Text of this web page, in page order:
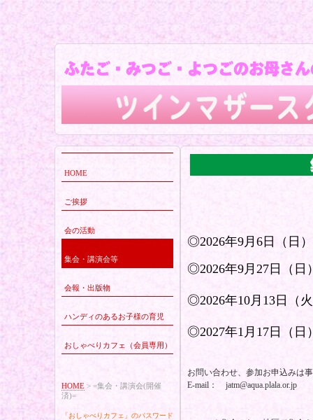
◎2026年9月6日（日
◎2026年9月27日（日
◎2026年10月13日（
◎2027年1月17日（日
お問い合わせ、参加お申込みは
E-mail： jatm@aqua.plala.or.jp
HOME
ご挨拶
会の活動
集会・講演会等
会報・出版物
ハンディのあるお子様の育児
おしゃべりカフェ（会員専用）
HOME> =集会・講演会(開催
済)=
「おしゃべりカフェ」のパスワード